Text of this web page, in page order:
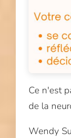
Ce n'est
de la
Wendy